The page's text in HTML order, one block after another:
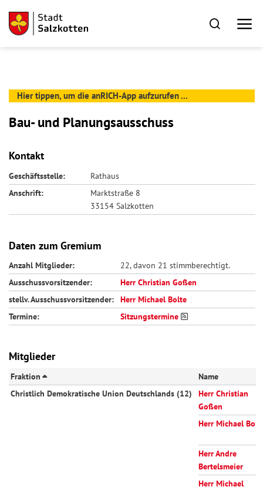
Hier tippen, um die anRICH-App aufzurufen ...
Bau- und Planungsausschuss
Kontakt
Geschäftsstelle:
Rathaus
Anschrift:
Marktstraße 8
33154 Salzkotten
Daten zum Gremium
Anzahl Mitglieder:
22, davon 21 stimmberechtigt.
Ausschussvorsitzender:
Herr Christian Goßen
stellv. Ausschussvorsitzender:
Herr Michael Bolte
Termine:
Sitzungstermine
Mitglieder
Fraktion
Name
Christlich Demokratische Union Deutschlands (12)
Herr Christian
Goßen
Herr Michael
Herr Andre
Bertelsmeier
Herr Michael